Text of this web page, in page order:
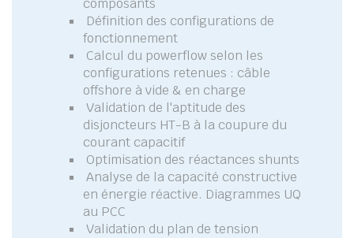
composants
Définition des configurations de
fonctionnement
Calcul du powerflow selon les
configurations retenues : câble
offshore à vide & en charge
Validation de l'aptitude des
disjoncteurs HT-B à la coupure du
courant capacitif
Optimisation des réactances shunts
Analyse de la capacité constructive
en énergie réactive. Diagrammes UQ
au PCC
Validation du plan de tension